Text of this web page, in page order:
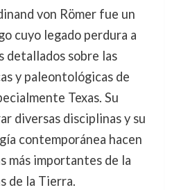
von Römer fue un
cuyo legado perdura a
detallados sobre las
y paleontológicas de
Texas. Su
diversas disciplinas y su
contemporánea hacen
más importantes de la
de la Tierra.